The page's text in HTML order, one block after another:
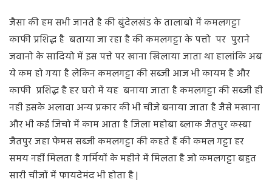
जैसा की हम सभी जानते है की बुंदेलखंड के तालाबो में कमलगट्टा
काफी प्रशिद्ध है बताया जा रहा है की कमलगट्टा के पत्तो पर पुराने
जवानो के सादियो में इस पत्ते पर खाना खिलाया जाता था हालांकि अब
ये कम हो गया है लेकिन कमलगट्टा की सब्जी आज भी कायम है और
काफी प्रशिद्ध है हर घरो में यह बनाया जाता है कमलगट्टा की सब्जी ही
नही इसके अलावा अन्य प्रकार की भी चीजे बनाया जाता है जैसे मखाना
और भी कई जिचो में काम आता है जिला महोबा ब्लाक जैतपुर कस्बा
जैतपुर जहा फेमस सब्जी कमलगट्टा की कहते हैं की कमल गट्टा हर
समय नहीं मिलता है गर्मियों के महीने में मिलता है जो कमलगट्टा बहुत
सारी चीजों में फायदेमंद भी होता है |